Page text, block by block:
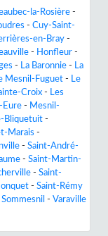
la-Rosière -
- Cuy-Saint-
en-Bray -
- Honfleur -
- La Baronnie - La
Mesnil-Fuguet - Le
Croix - Les
Eure - Mesnil-
Bliquetuit -
Marais -
- Saint-André-
- Saint-Martin-
- Saint-
- Saint-Rémy
Sommesnil - Varaville